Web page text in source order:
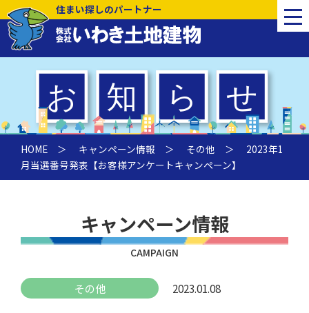
住まい探しのパートナー
HOME ＞ キャンペーン情報 ＞ その他 ＞ 2023年1
月当選番号発表【お客様アンケートキャンペーン】
キャンペーン情報
CAMPAIGN
その他 2023.01.08